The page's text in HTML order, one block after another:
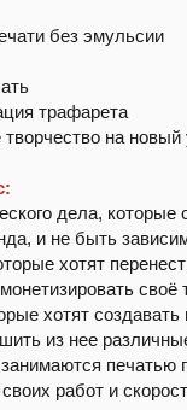
без эмульсии
трафарета
на новый
дела, которые
и не быть
хотят
своё
хотят
из нее
печатью
работ и